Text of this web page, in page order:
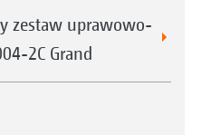
zestaw uprawowo-
2C Grand